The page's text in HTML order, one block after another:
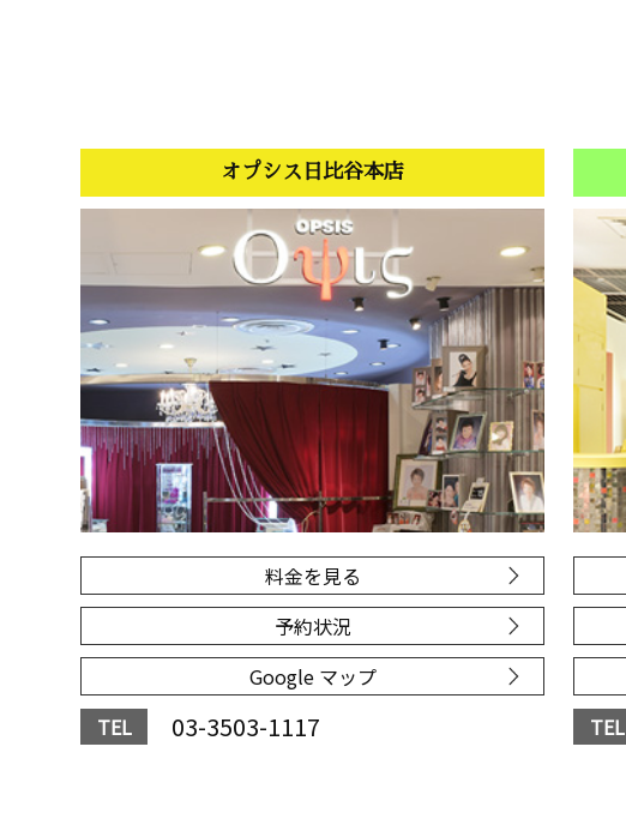
オプシス日比谷本店
料金を見る
予約状況
Google マップ
TEL
03-3503-1117
TEL